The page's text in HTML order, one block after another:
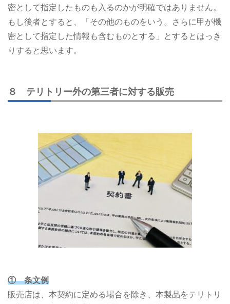
密として指定したものも入るのかが明確ではありません。
もし後者とすると、「その他のものをいう。さらに甲が機
密として指定した情報も含むものとする」とするとはっき
りすると思います。
８ テリトリー外の第三者に対する販売
① 条文例
販売店は、本契約に定める場合を除き、本製品をテリトリ